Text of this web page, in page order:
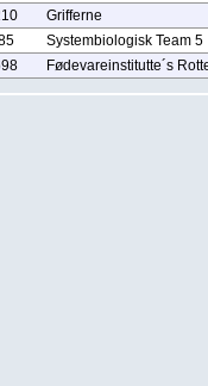
Grifferne
Systembiologisk Team 5
Fødevareinstitutte´s